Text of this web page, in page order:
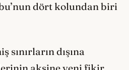
dört kolundan biri
sınırların dışına